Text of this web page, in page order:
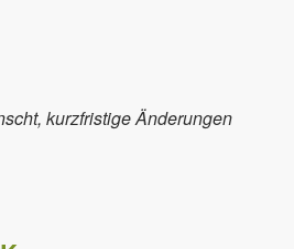
kurzfristige Änderungen